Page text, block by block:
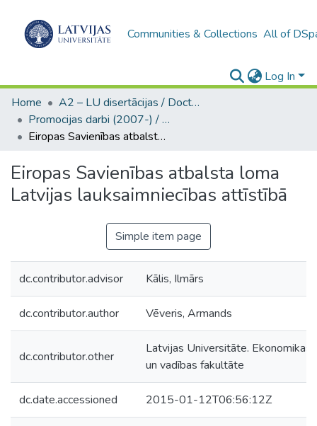
Communities & Collections All of
Log In
Home
A2 – LU disertācijas / Doctoral theses UL
Promocijas darbi (2007-) / Theses PhD
Eiropas Savienības atbalsta loma Latvijas lauksaimniecības attīstībā
Eiropas Savienības atbalsta loma
Latvijas lauksaimniecības attīstībā
Simple item page
dc.contributor.advisor Kālis, Ilmārs
dc.contributor.author Vēveris, Armands
dc.contributor.other
Latvijas Universitāte. Ekonomikas
un vadības fakultāte
dc.date.accessioned 2015-01-12T06:56:12Z